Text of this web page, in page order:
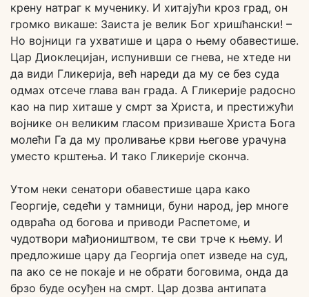
крену натраг к мученику. И хитајући кроз град, он
громко викаше: Заиста је велик Бог хришћански! –
Но војници га ухватише и цара о њему обавестише.
Цар Диоклецијан, испунивши се гнева, не хтеде ни
да види Гликерија, већ нареди да му се без суда
одмах отсече глава ван града. А Гликерије радосно
као на пир хиташе у смрт за Христа, и престижући
војнике он великим гласом призиваше Христа Бога
молећи Га да му проливање крви његове урачуна
уместо крштења. И тако Гликерије сконча.
Утом неки сенатори обавестише цара како
Георгије, седећи у тамници, буни народ, јер многе
одвраћа од богова и приводи Распетоме, и
чудотвори мађиоништвом, те сви трче к њему. И
предложише цару да Георгија опет изведе на суд,
па ако се не покаје и не обрати боговима, онда да
брзо буде осуђен на смрт. Цар дозва антипата